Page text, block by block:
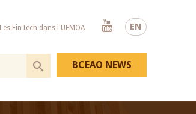
EN
Les FinTech dans l'UEMOA
Youtube
BCEAO NEWS